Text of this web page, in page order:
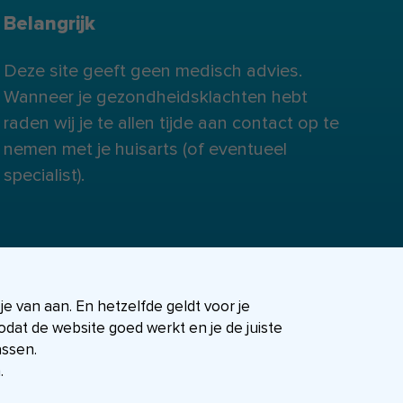
Belangrijk
Deze site geeft geen medisch advies.
Wanneer je gezondheidsklachten hebt
raden wij je te allen tijde aan contact op te
nemen met je huisarts (of eventueel
specialist).
van aan. En hetzelfde geldt voor je
de website goed werkt en je de juiste